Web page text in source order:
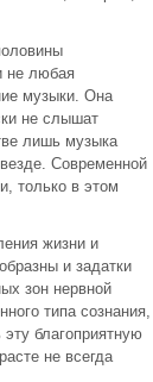
не любая
музыки. Она
не слышат
лишь музыка
Современной
только в этом
жизни и
и задатки
зон нервной
типа сознания,
благоприятную
не всегда